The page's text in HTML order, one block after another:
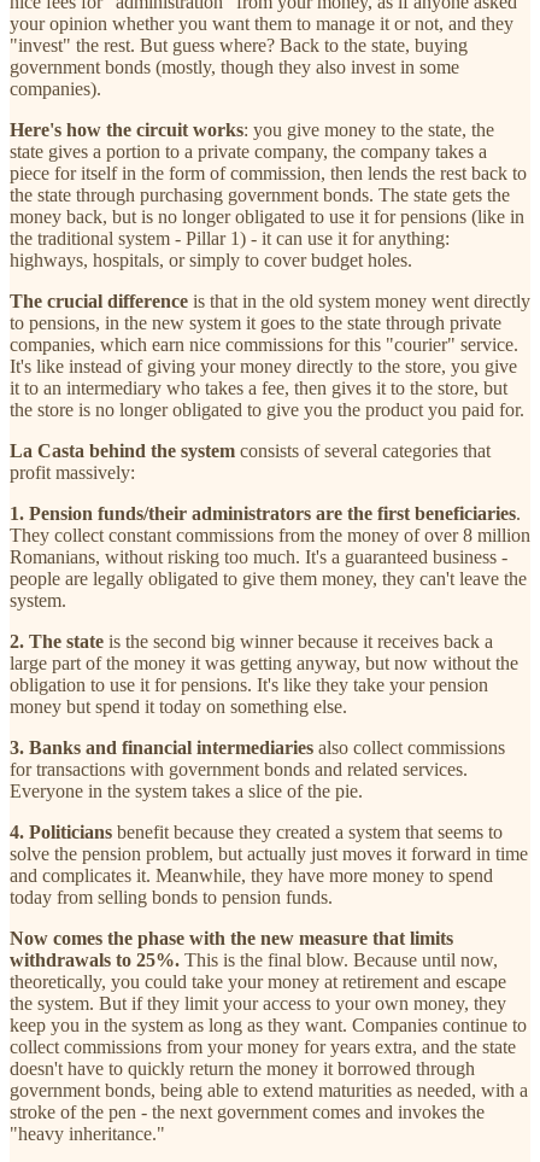
your opinion whether you want them to manage it or not, and they
"invest" the rest. But guess where? Back to the state, buying
government bonds (mostly, though they also invest in some
companies).
Here's how the circuit works: you give money to the state, the
state gives a portion to a private company, the company takes a
piece for itself in the form of commission, then lends the rest back to
the state through purchasing government bonds. The state gets the
money back, but is no longer obligated to use it for pensions (like in
the traditional system - Pillar 1) - it can use it for anything:
highways, hospitals, or simply to cover budget holes.
The crucial difference is that in the old system money went directly
to pensions, in the new system it goes to the state through private
companies, which earn nice commissions for this "courier" service.
It's like instead of giving your money directly to the store, you give
it to an intermediary who takes a fee, then gives it to the store, but
the store is no longer obligated to give you the product you paid for.
La Casta behind the system consists of several categories that
profit massively:
1. Pension funds/their administrators are the first beneficiaries.
They collect constant commissions from the money of over 8 million
Romanians, without risking too much. It's a guaranteed business -
people are legally obligated to give them money, they can't leave the
system.
2. The state is the second big winner because it receives back a
large part of the money it was getting anyway, but now without the
obligation to use it for pensions. It's like they take your pension
money but spend it today on something else.
3. Banks and financial intermediaries also collect commissions
for transactions with government bonds and related services.
Everyone in the system takes a slice of the pie.
4. Politicians benefit because they created a system that seems to
solve the pension problem, but actually just moves it forward in time
and complicates it. Meanwhile, they have more money to spend
today from selling bonds to pension funds.
Now comes the phase with the new measure that limits
withdrawals to 25%. This is the final blow. Because until now,
theoretically, you could take your money at retirement and escape
the system. But if they limit your access to your own money, they
keep you in the system as long as they want. Companies continue to
collect commissions from your money for years extra, and the state
doesn't have to quickly return the money it borrowed through
government bonds, being able to extend maturities as needed, with a
stroke of the pen - the next government comes and invokes the
"heavy inheritance."